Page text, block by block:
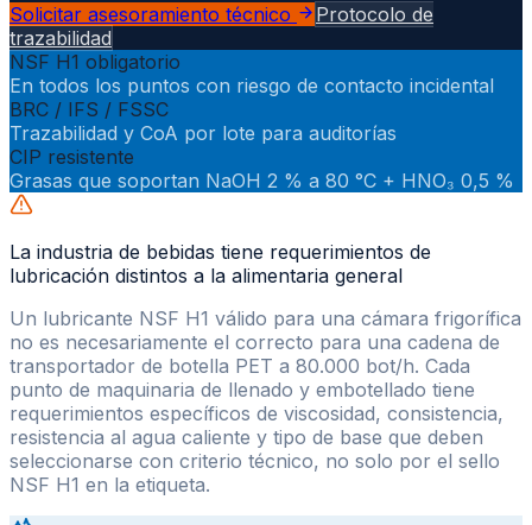
Solicitar asesoramiento técnico
Protocolo de
trazabilidad
NSF H1 obligatorio
En todos los puntos con riesgo de contacto incidental
BRC / IFS / FSSC
Trazabilidad y CoA por lote para auditorías
CIP resistente
Grasas que soportan NaOH 2 % a 80 °C + HNO₃ 0,5 %
La industria de bebidas tiene requerimientos de
lubricación distintos a la alimentaria general
Un lubricante NSF H1 válido para una cámara frigorífica
no es necesariamente el correcto para una cadena de
transportador de botella PET a 80.000 bot/h. Cada
punto de maquinaria de llenado y embotellado tiene
requerimientos específicos de viscosidad, consistencia,
resistencia al agua caliente y tipo de base que deben
seleccionarse con criterio técnico, no solo por el sello
NSF H1 en la etiqueta.